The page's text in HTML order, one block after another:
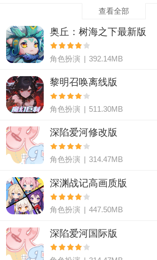
查看全部
奥丘：树海之下最新版
角色扮演 | 392.14MB
黎明召唤离线版
角色扮演 | 511.30MB
深陷爱河修改版
角色扮演 | 314.47MB
深渊战记高画质版
角色扮演 447.50MB
深陷爱河国际版